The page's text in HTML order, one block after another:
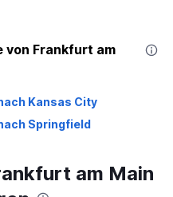
von Frankfurt am
Kansas City
Springfield
am Main